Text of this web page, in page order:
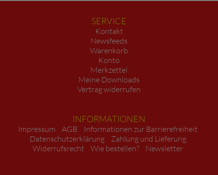
SERVICE
Kontakt
Newsfeeds
Warenkorb
Konto
Merkzettel
Meine Downloads
Vertrag widerrufen
INFORMATIONEN
Impressum AGB
Informationen zur Barrierefreiheit
Datenschutzerklärung
Zahlung und Lieferung
Widerrufsrecht
Wie bestellen? Newsletter